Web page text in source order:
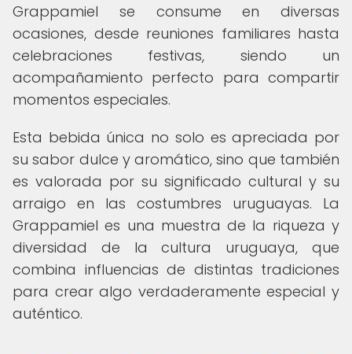
Grappamiel se consume en diversas
ocasiones, desde reuniones familiares hasta
celebraciones festivas, siendo un
acompañamiento perfecto para compartir
momentos especiales.
Esta bebida única no solo es apreciada por
su sabor dulce y aromático, sino que también
es valorada por su significado cultural y su
arraigo en las costumbres uruguayas. La
Grappamiel es una muestra de la riqueza y
diversidad de la cultura uruguaya, que
combina influencias de distintas tradiciones
para crear algo verdaderamente especial y
auténtico.